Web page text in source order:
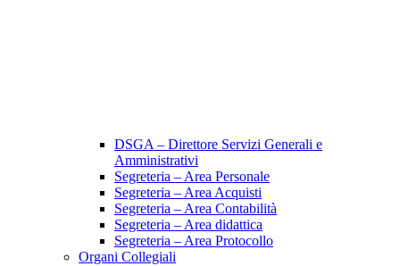
DSGA – Direttore Servizi Generali e
Amministrativi
Segreteria – Area Personale
Segreteria – Area Acquisti
Segreteria – Area Contabilità
Segreteria – Area didattica
Segreteria – Area Protocollo
Organi Collegiali